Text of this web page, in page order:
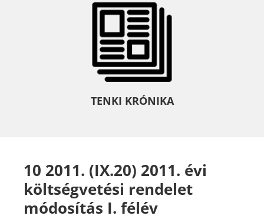
TENKI KRÓNIKA
10 2011. (IX.20) 2011. évi
költségvetési rendelet
módosítás I. félév